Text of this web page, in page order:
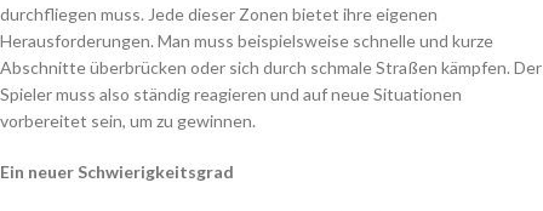
durchfliegen muss. Jede dieser Zonen bietet ihre eigenen
Herausforderungen. Man muss beispielsweise schnelle und kurze
Abschnitte überbrücken oder sich durch schmale Straßen kämpfen. Der
Spieler muss also ständig reagieren und auf neue Situationen
vorbereitet sein, um zu gewinnen.
Ein neuer Schwierigkeitsgrad